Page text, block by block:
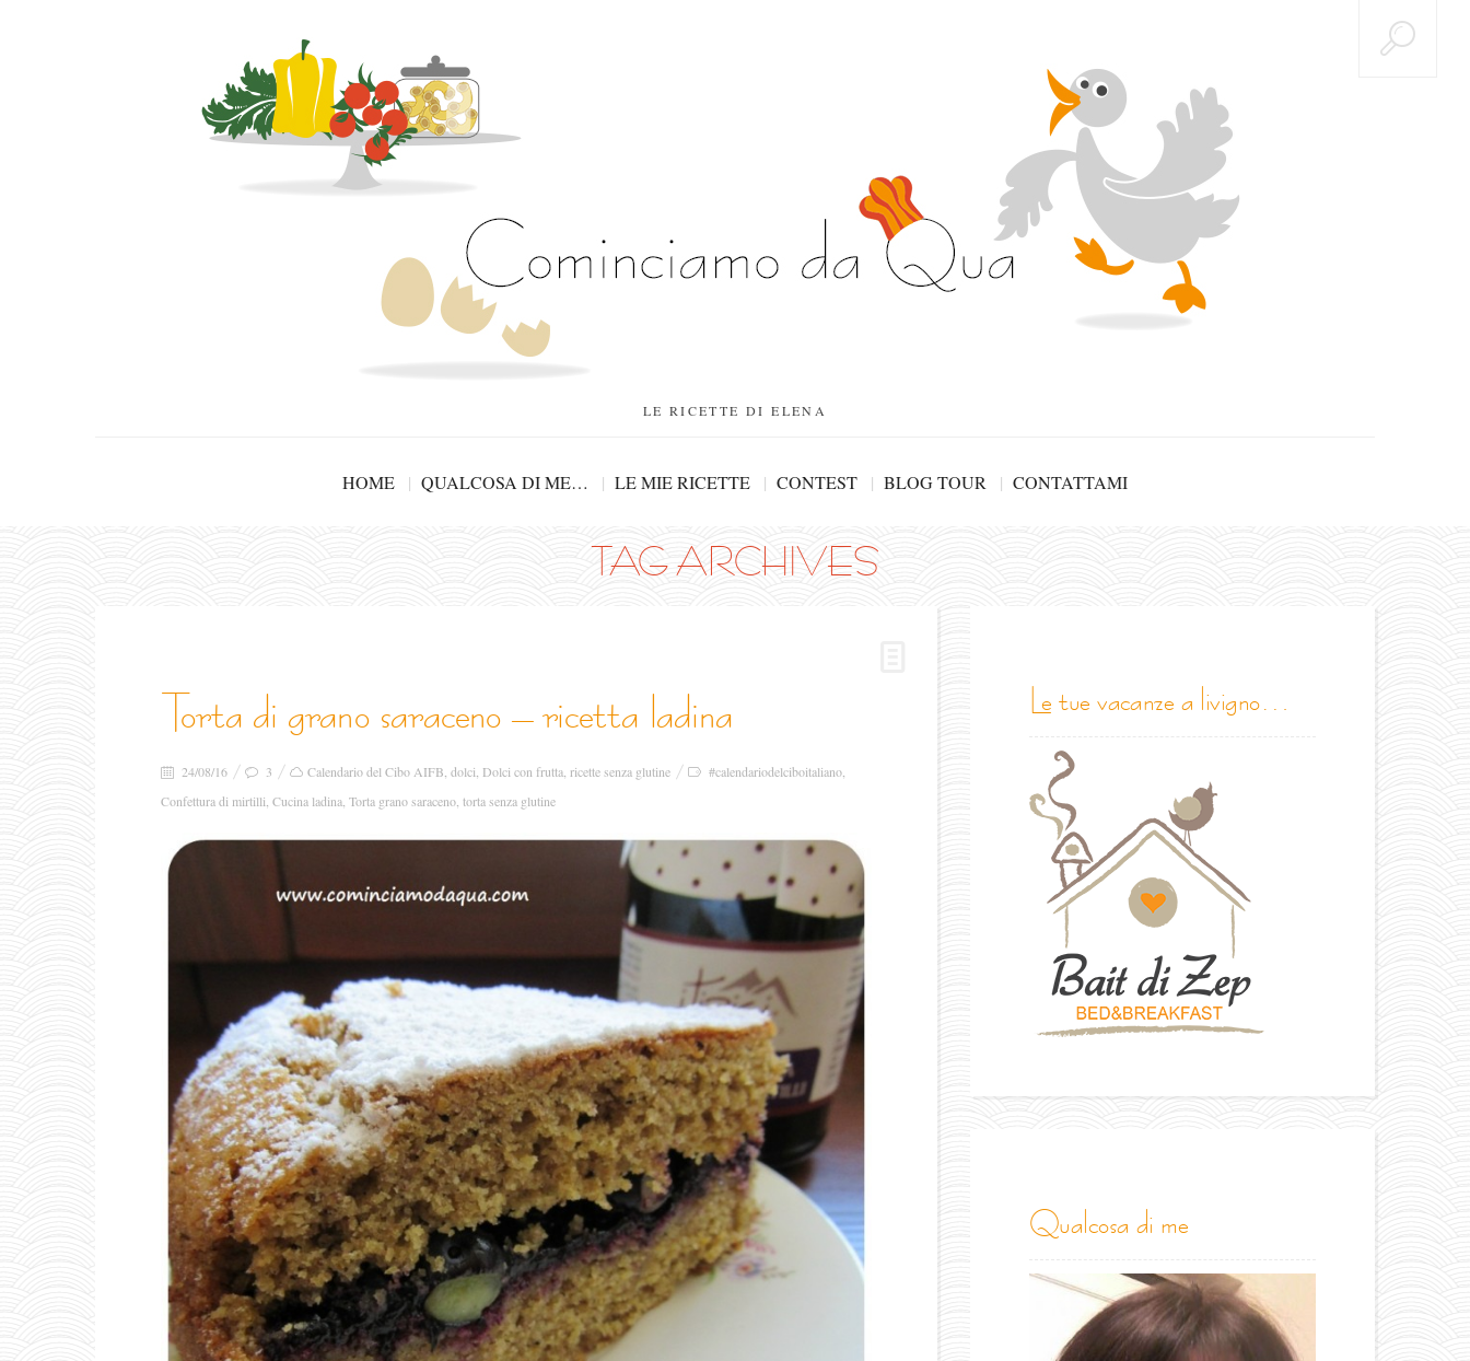
LE RICETTE DI ELENA
HOME QUALCOSA DI ME… LE MIE RICETTE CONTEST BLOG TOUR CONTATTAMI
TAG ARCHIVES
torta di grano saraceno – ricetta ladina
24/08/16 3 Calendario del Cibo AIFB dolci Dolci con frutta ricette senza glutine #calendariodelciboitaliano
Confettura di mirtilli Cucina ladina Torta grano saraceno torta senza glutine
le tue vacanze a livigno…
qualcosa di me